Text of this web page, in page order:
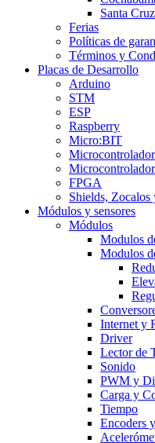
Santa Cruz
Ferias
Políticas de
Términos y
Placas de Desarrollo
Arduino
STM
ESP
Raspberry
Micro:BIT
FPGA
Shields, Zocalos
Módulos y sensores
Módulos
Modulos
Modulos
Internet y
Driver
Lector de
Sonido
PWM y
Carga y
Tiempo
Encoders